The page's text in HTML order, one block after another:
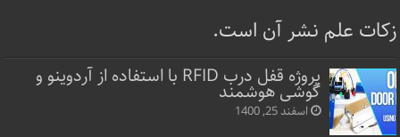
زکات علم نشر آن است.
پروژه قفل‌ درب RFID با استفاده از آردوینو و
گوشی هوشمند
اسفند 25, 1400